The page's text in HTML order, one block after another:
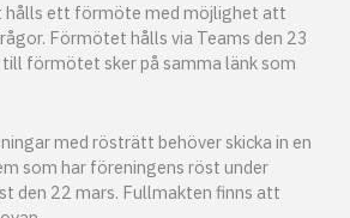
ett förmöte med möjlighet att
Förmötet hålls via Teams den 23
förmötet sker på samma länk som
med rösträtt behöver skicka in en
som har föreningens röst under
den 22 mars. Fullmakten finns att